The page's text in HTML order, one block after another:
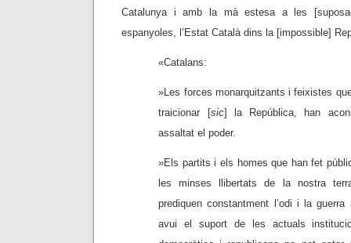
Catalunya i amb la mà estesa a les
espanyoles, l’Estat Català dins la [impossible]
«Catalans:
»Les forces monarquitzants i feixistes
traicionar [sic] la República, han
assaltat el poder.
»Els partits i els homes que han fet
les minses llibertats de la nostra
prediquen constantment l’odi i la
avui el suport de les actuals